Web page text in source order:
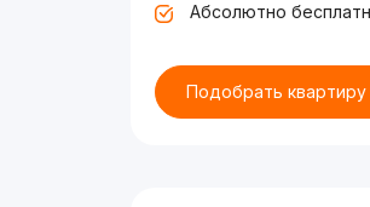
Абсолютно
Подобрать квартиру